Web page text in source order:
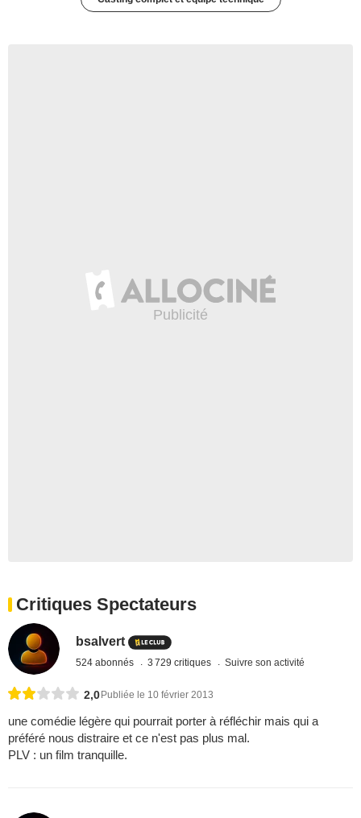
Critiques Spectateurs
bsalvert
524 abonnés 3 729 critiques Suivre son activité
2,0 Publiée le 10 février 2013
une comédie légère qui pourrait porter à réfléchir mais qui a
préféré nous distraire et ce n'est pas plus mal.
PLV : un film tranquille.